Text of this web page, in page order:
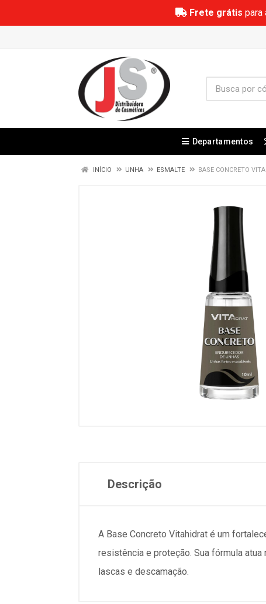
Frete grátis para
Departamentos
INÍCIO UNHA ESMALTE BASE CONCRETO
Descrição
A Base Concreto Vitahidrat é um
resistência e proteção. Sua fórmula atua
lascas e descamação.